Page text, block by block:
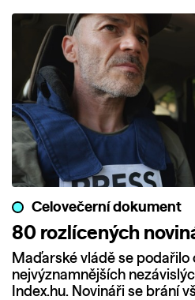
Celovečerní dokument
80 rozlícených
Maďarské vládě se podařilo
nejvýznamnějších
Index.hu. Novináři se brání